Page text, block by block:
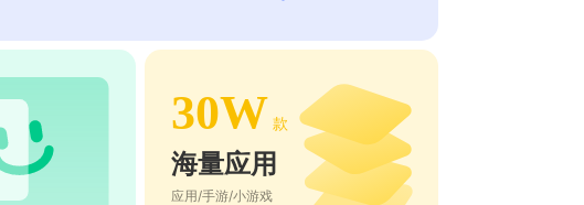
30W 款
海量应用
应用/手游/小游戏